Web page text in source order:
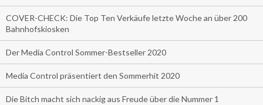
COVER-CHECK: Die Top Ten Verkäufe letzte Woche an über 200
Bahnhofskiosken
Der Media Control Sommer-Bestseller 2020
Media Control präsentiert den Sommerhit 2020
Die Bitch macht sich nackig aus Freude über die Nummer 1